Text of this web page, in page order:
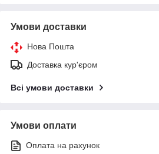
Умови доставки
Нова Пошта
Доставка кур'єром
Всі умови доставки
Умови оплати
Оплата на рахунок